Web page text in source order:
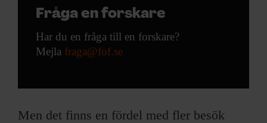
Fråga en forskare
Har du en fråga till en forskare?
Mejla fraga@fof.se
Men det finns en fördel med fler besök